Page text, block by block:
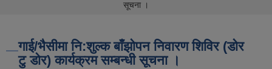
सूचना ।
गाई/भैसीमा नि:शुल्क बाँझोपन निवारण शिविर (डोर
टु डोर) कार्यक्रम सम्बन्धी सूचना ।